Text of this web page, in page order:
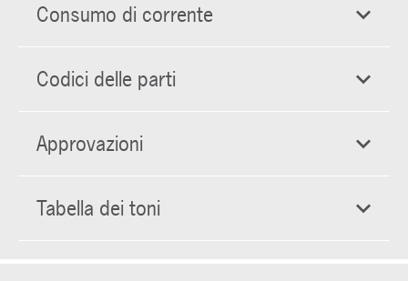
Consumo di corrente
Codici delle parti
Approvazioni
Tabella dei toni